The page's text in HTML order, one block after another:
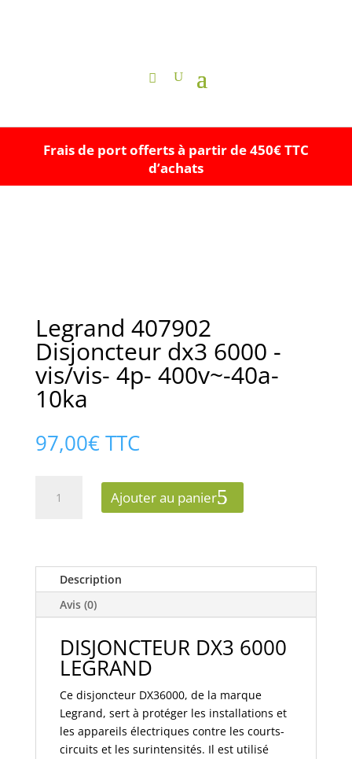
Frais de port offerts à partir de 450€ TTC
d’achats
Legrand 407902
Disjoncteur dx3 6000 -
vis/vis- 4p- 400v~-40a-
10ka
97,00€ TTC
6000
400v~-40a-
Ajouter au panier
Description
Avis (0)
DISJONCTEUR DX3 6000
LEGRAND
Ce disjoncteur DX36000, de la marque
Legrand, sert à protéger les installations et
les appareils électriques contre les courts-
circuits et les surintensités. Il est utilisé